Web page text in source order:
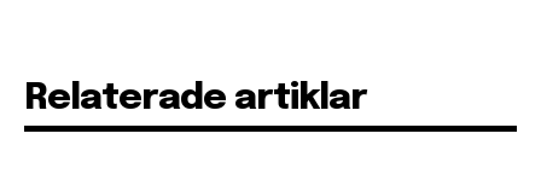
Relaterade artiklar